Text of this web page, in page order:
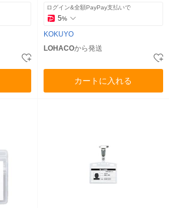
ログイン&全額PayPay支払いで
5%
KOKUYO
LOHACOから発送
カートに入れる